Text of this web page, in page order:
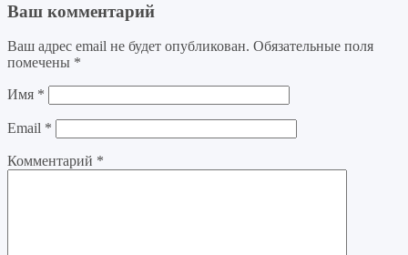
Ваш комментарий
Ваш адрес email не будет опубликован. Обязательные поля
помечены *
Имя *
Email *
Комментарий *